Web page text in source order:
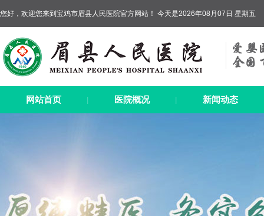
您好，欢迎您来到宝鸡市眉县人民医院官方网站！ 今天是2026年08月07日 星期五
网站首页 医院概况 新闻动态